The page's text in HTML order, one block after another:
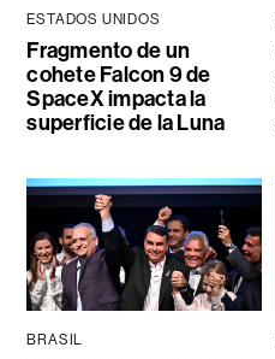
ESTADOS UNIDOS
Fragmento de un
cohete Falcon 9 de
SpaceX impacta la
superficie de la Luna
BRASIL